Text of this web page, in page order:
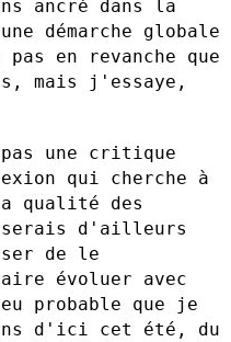
ancré dans la
démarche globale
en revanche que
mais j'essaye,
une critique
qui cherche à
qualité des
d'ailleurs
de le
évoluer avec
probable que je
d'ici cet été, du